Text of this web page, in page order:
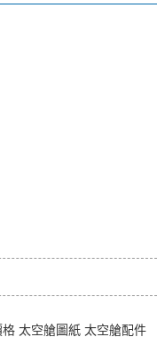
太空艙圖紙 太空艙配件